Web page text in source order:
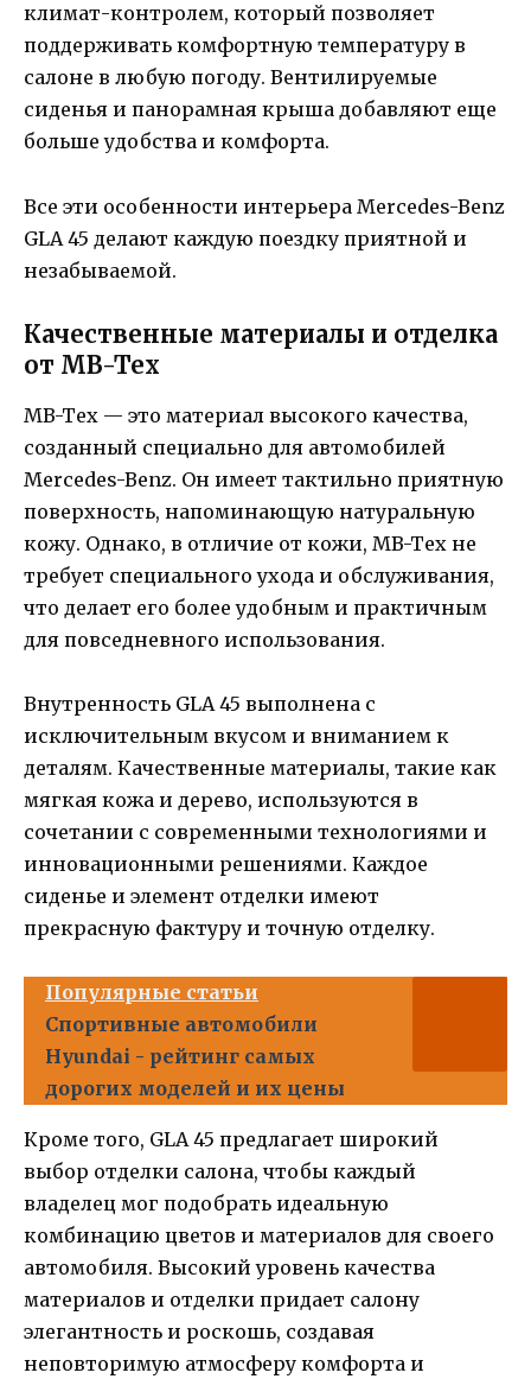
климат-контролем, который позволяет
поддерживать комфортную температуру в
салоне в любую погоду. Вентилируемые
сиденья и панорамная крыша добавляют еще
больше удобства и комфорта.
Все эти особенности интерьера Mercedes-Benz
GLA 45 делают каждую поездку приятной и
незабываемой.
Качественные материалы и отделка
от MB-Tex
MB-Tex — это материал высокого качества,
созданный специально для автомобилей
Mercedes-Benz. Он имеет тактильно приятную
поверхность, напоминающую натуральную
кожу. Однако, в отличие от кожи, MB-Tex не
требует специального ухода и обслуживания,
что делает его более удобным и практичным
для повседневного использования.
Внутренность GLA 45 выполнена с
исключительным вкусом и вниманием к
деталям. Качественные материалы, такие как
мягкая кожа и дерево, используются в
сочетании с современными технологиями и
инновационными решениями. Каждое
сиденье и элемент отделки имеют
прекрасную фактуру и точную отделку.
Популярные статьи
Спортивные автомобили
Hyundai - рейтинг самых
дорогих моделей и их цены
Кроме того, GLA 45 предлагает широкий
выбор отделки салона, чтобы каждый
владелец мог подобрать идеальную
комбинацию цветов и материалов для своего
автомобиля. Высокий уровень качества
материалов и отделки придает салону
элегантность и роскошь, создавая
неповторимую атмосферу комфорта и